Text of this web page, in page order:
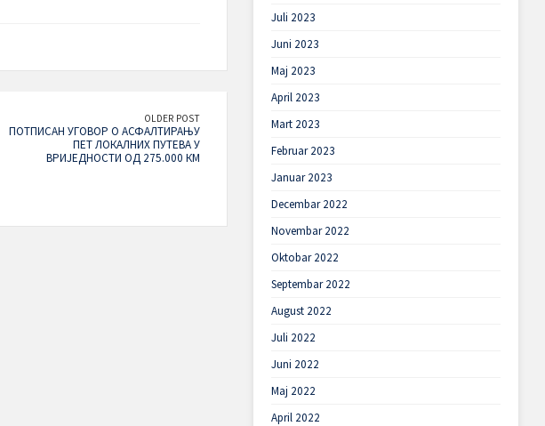
OLDER POST
ПОТПИСАН УГОВОР О АСФАЛТИРАЊУ
ПЕТ ЛОКАЛНИХ ПУТЕВА У
ВРИЈЕДНОСТИ ОД 275.000 КМ
Juli 2023
Juni 2023
Maj 2023
April 2023
Mart 2023
Februar 2023
Januar 2023
Decembar 2022
Novembar 2022
Oktobar 2022
Septembar 2022
August 2022
Juli 2022
Juni 2022
Maj 2022
April 2022